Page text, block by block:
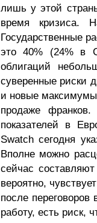
лишь у этой
время кризиса.
Государственные
это 40% (24% в
облигаций
суверенные риски
и новые
продаже
показателей в
Swatch сегодня
Вполне можно
сейчас
вероятно,
после
работу, есть риск,